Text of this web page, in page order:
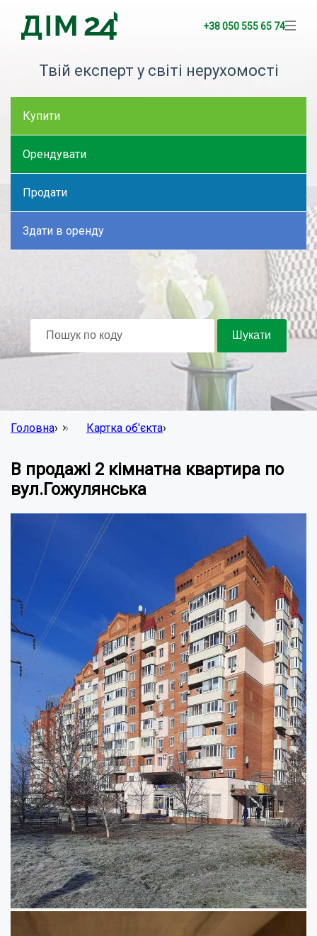
+38 050 555 65 74
Твій експерт у світі нерухомості
Купити
Орендувати
Продати
Здати в оренду
Головна› Картка об'єкта›
В продажі 2 кімнатна квартира по
вул.Гожулянська